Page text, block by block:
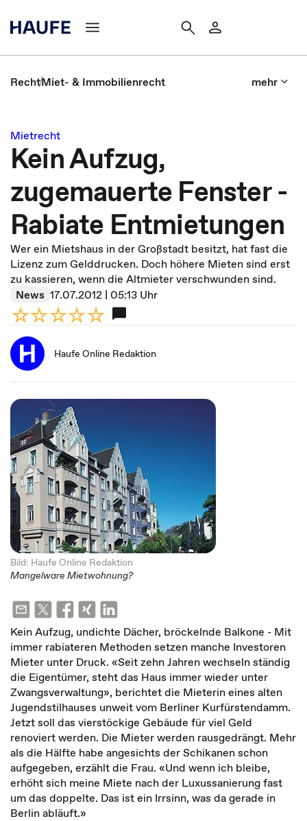
RechtMiet- & Immobilienrecht mehr
Mietrecht
Kein Aufzug,
zugemauerte Fenster -
Rabiate Entmietungen
Wer ein Mietshaus in der Großstadt besitzt, hat fast die
Lizenz zum Gelddrucken. Doch höhere Mieten sind erst
zu kassieren, wenn die Altmieter verschwunden sind.
News 17.07.2012 | 05:13 Uhr
Haufe Online Redaktion
Bild: Haufe Online Redaktion
Mangelware Mietwohnung?
Kein Aufzug, undichte Dächer, bröckelnde Balkone - Mit
immer rabiateren Methoden setzen manche Investoren
Mieter unter Druck. «Seit zehn Jahren wechseln ständig
die Eigentümer, steht das Haus immer wieder unter
Zwangsverwaltung», berichtet die Mieterin eines alten
Jugendstilhauses unweit vom Berliner Kurfürstendamm.
Jetzt soll das vierstöckige Gebäude für viel Geld
renoviert werden. Die Mieter werden rausgedrängt. Mehr
als die Hälfte habe angesichts der Schikanen schon
aufgegeben, erzählt die Frau. «Und wenn ich bleibe,
erhöht sich meine Miete nach der Luxussanierung fast
um das doppelte. Das ist ein Irrsinn, was da gerade in
Berlin abläuft.»